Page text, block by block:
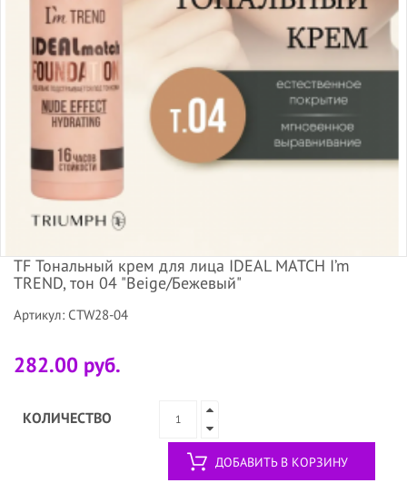
TF Тональный крем для лица IDEAL MATCH I’m
TREND, тон 04 "Beige/Бежевый"
Артикул: CTW28-04
282.00 руб.
КОЛИЧЕСТВО
ДОБАВИТЬ В КОРЗИНУ